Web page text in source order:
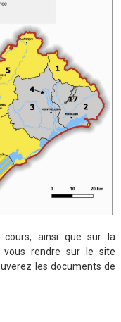
cours, ainsi que sur la
rendre sur
le site
les documents de